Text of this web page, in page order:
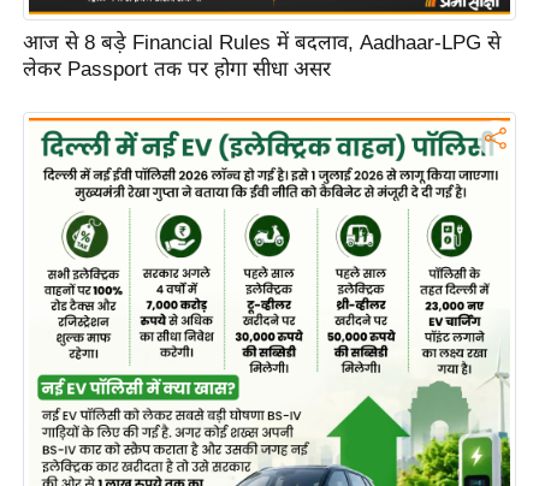
आज से 8 बड़े Financial Rules में बदलाव, Aadhaar-LPG से
लेकर Passport तक पर होगा सीधा असर